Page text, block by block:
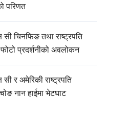
परिणत
सी चिनफिङ तथा राष्ट्रपति
फोटो प्रदर्शनीको अवलोकन
सी र अमेरिकी राष्ट्रपति
नान हाईमा भेटघाट